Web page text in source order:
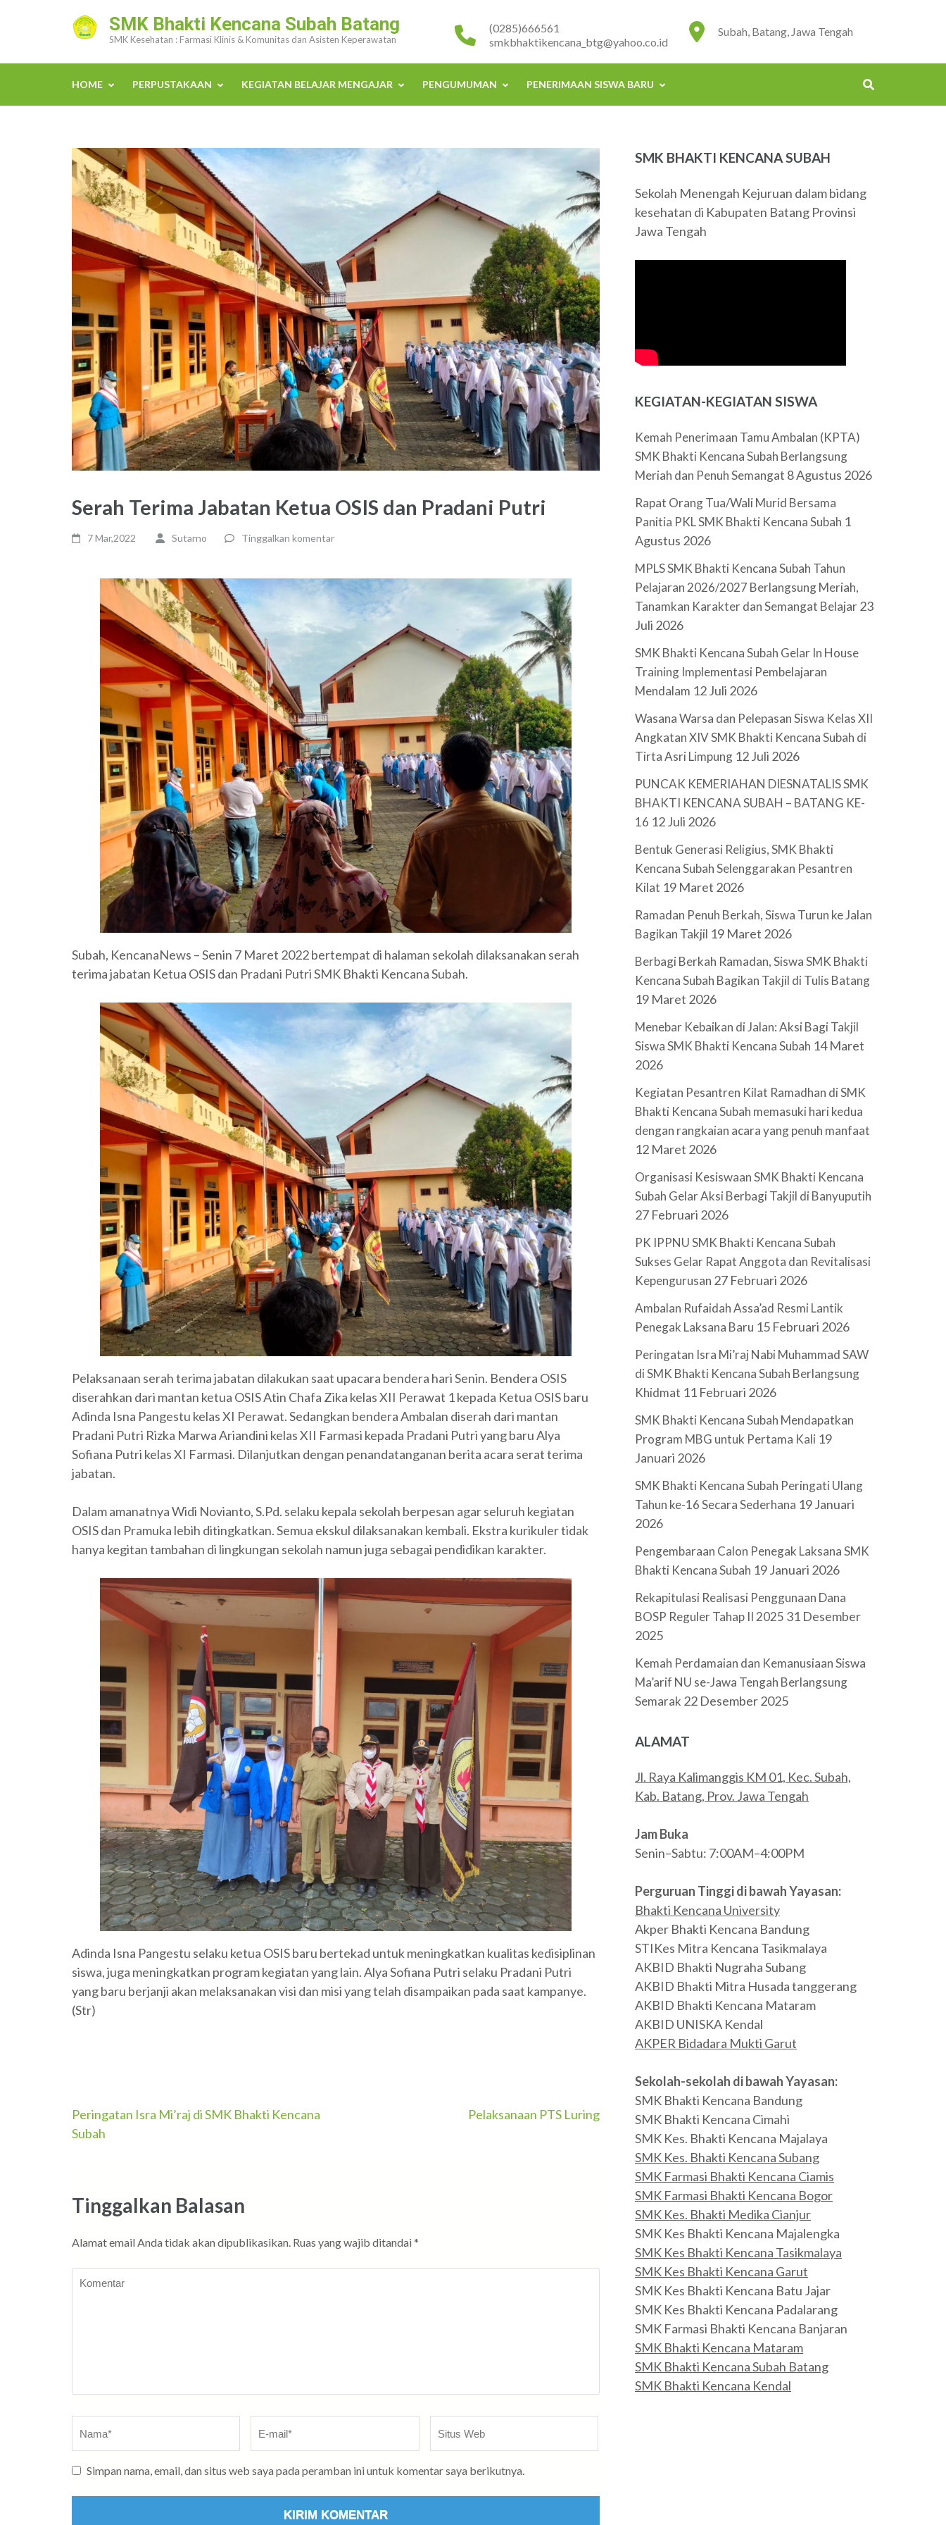
(Tekan
SMK Bhakti Kencana Subah Batang
SMK Kesehatan : Farmasi Klinis & Komunitas dan Asisten Keperawatan
Subah, Batang, Jawa Tengah
(0285)666561
smkbhaktikencana_btg@yahoo.co.id
HOME PERPUSTAKAAN KEGIATAN BELAJAR MENGAJAR PENGUMUMAN PENERIMAAN SISWA BARU
Serah Terima Jabatan Ketua OSIS dan Pradani Putri
7 Mar,2022 Sutarno Tinggalkan komentar
Subah, KencanaNews – Senin 7 Maret 2022 bertempat di halaman sekolah dilaksanakan serah
terima jabatan Ketua OSIS dan Pradani Putri SMK Bhakti Kencana Subah.
Pelaksanaan serah terima jabatan dilakukan saat upacara bendera hari Senin. Bendera OSIS
diserahkan dari mantan ketua OSIS Atin Chafa Zika kelas XII Perawat 1 kepada Ketua OSIS baru
Adinda Isna Pangestu kelas XI Perawat. Sedangkan bendera Ambalan diserah dari mantan
Pradani Putri Rizka Marwa Ariandini kelas XII Farmasi kepada Pradani Putri yang baru Alya
Sofiana Putri kelas XI Farmasi. Dilanjutkan dengan penandatanganan berita acara serat terima
jabatan.
Dalam amanatnya Widi Novianto, S.Pd. selaku kepala sekolah berpesan agar seluruh kegiatan
OSIS dan Pramuka lebih ditingkatkan. Semua ekskul dilaksanakan kembali. Ekstra kurikuler tidak
hanya kegitan tambahan di lingkungan sekolah namun juga sebagai pendidikan karakter.
Adinda Isna Pangestu selaku ketua OSIS baru bertekad untuk meningkatkan kualitas kedisiplinan
siswa, juga meningkatkan program kegiatan yang lain. Alya Sofiana Putri selaku Pradani Putri
yang baru berjanji akan melaksanakan visi dan misi yang telah disampaikan pada saat kampanye.
(Str)
Navigasi
Peringatan Isra Mi’raj di SMK Bhakti Kencana
Subah
Pelaksanaan PTS Luring
Tinggalkan Balasan
Alamat email Anda tidak akan dipublikasikan. Ruas yang wajib ditandai *
mail*
Web
Simpan nama, email, dan situs web saya pada peramban ini untuk komentar saya berikutnya.
SMK BHAKTI KENCANA SUBAH
Sekolah Menengah Kejuruan dalam bidang
kesehatan di Kabupaten Batang Provinsi
Jawa Tengah
KEGIATAN-KEGIATAN SISWA
Kemah Penerimaan Tamu Ambalan (KPTA)
SMK Bhakti Kencana Subah Berlangsung
Meriah dan Penuh Semangat 8 Agustus 2026
Rapat Orang Tua/Wali Murid Bersama
Panitia PKL SMK Bhakti Kencana Subah 1
Agustus 2026
MPLS SMK Bhakti Kencana Subah Tahun
Pelajaran 2026/2027 Berlangsung Meriah,
Tanamkan Karakter dan Semangat Belajar23
Juli 2026
SMK Bhakti Kencana Subah Gelar In House
Training Implementasi Pembelajaran
Mendalam 12 Juli 2026
Wasana Warsa dan Pelepasan Siswa Kelas XII
Angkatan XIV SMK Bhakti Kencana Subah di
Tirta Asri Limpung 12 Juli 2026
PUNCAK KEMERIAHAN DIESNATALIS SMK
BHAKTI KENCANA SUBAH – BATANG KE-
16 12 Juli 2026
Bentuk Generasi Religius, SMK Bhakti
Kencana Subah Selenggarakan Pesantren
Kilat 19 Maret 2026
Ramadan Penuh Berkah, Siswa Turun ke Jalan
Bagikan Takjil 19 Maret 2026
Berbagi Berkah Ramadan, Siswa SMK Bhakti
Kencana Subah Bagikan Takjil di Tulis Batang
19 Maret 2026
Menebar Kebaikan di Jalan: Aksi Bagi Takjil
Siswa SMK Bhakti Kencana Subah 14 Maret
2026
Kegiatan Pesantren Kilat Ramadhan di SMK
Bhakti Kencana Subah memasuki hari kedua
dengan rangkaian acara yang penuh manfaat
12 Maret 2026
Organisasi Kesiswaan SMK Bhakti Kencana
Subah Gelar Aksi Berbagi Takjil di Banyuputih
27 Februari 2026
PK IPPNU SMK Bhakti Kencana Subah
Sukses Gelar Rapat Anggota dan Revitalisasi
Kepengurusan 27 Februari 2026
Ambalan Rufaidah Assa’ad Resmi Lantik
Penegak Laksana Baru 15 Februari 2026
Peringatan Isra Mi’raj Nabi Muhammad SAW
di SMK Bhakti Kencana Subah Berlangsung
Khidmat 11 Februari 2026
SMK Bhakti Kencana Subah Mendapatkan
Program MBG untuk Pertama Kali 19
Januari 2026
SMK Bhakti Kencana Subah Peringati Ulang
Tahun ke-16 Secara Sederhana 19 Januari
2026
Pengembaraan Calon Penegak Laksana SMK
Bhakti Kencana Subah 19 Januari 2026
Rekapitulasi Realisasi Penggunaan Dana
BOSP Reguler Tahap II 2025 31 Desember
2025
Kemah Perdamaian dan Kemanusiaan Siswa
Ma’arif NU se-Jawa Tengah Berlangsung
Semarak 22 Desember 2025
ALAMAT
Jl. Raya Kalimanggis KM 01, Kec. Subah,
Kab. Batang, Prov. Jawa Tengah
Jam Buka
Senin–Sabtu: 7:00AM–4:00PM
Perguruan Tinggi di bawah Yayasan:
Bhakti Kencana University
Akper Bhakti Kencana Bandung
STIKes Mitra Kencana Tasikmalaya
AKBID Bhakti Nugraha Subang
AKBID Bhakti Mitra Husada tanggerang
AKBID Bhakti Kencana Mataram
AKBID UNISKA Kendal
AKPER Bidadara Mukti Garut
Sekolah-sekolah di bawah Yayasan:
SMK Bhakti Kencana Bandung
SMK Bhakti Kencana Cimahi
SMK Kes. Bhakti Kencana Majalaya
SMK Kes. Bhakti Kencana Subang
SMK Farmasi Bhakti Kencana Ciamis
SMK Farmasi Bhakti Kencana Bogor
SMK Kes. Bhakti Medika Cianjur
SMK Kes Bhakti Kencana Majalengka
SMK Kes Bhakti Kencana Tasikmalaya
SMK Kes Bhakti Kencana Garut
SMK Kes Bhakti Kencana Batu Jajar
SMK Kes Bhakti Kencana Padalarang
SMK Farmasi Bhakti Kencana Banjaran
SMK Bhakti Kencana Mataram
SMK Bhakti Kencana Subah Batang
SMK Bhakti Kencana Kendal